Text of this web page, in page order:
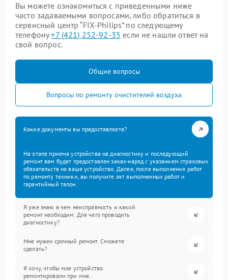
Вы можете ознакомиться с приведенными ниже
часто задаваемыми вопросами, либо обратиться в
сервисный центр “FIX-Philips” по следующему
телефону+7 (421) 252-92-35 если не нашли ответ на
свой вопрос.
Общие вопросы
Вопросы по ремонту очистителей воздуха
Какие документы вы предоставляете?
На этапе приема устройства на диагностику и последующий
ремонт вам будет предоставлен заказ-наряд с указанием страховых
обязательств на ваше устройство. Далее, после выполнения работ
по ремонту техники, вы получите акт выполненных работ и
гарантийный талон.
Я уже знаю в чем неисправность и какой
ремонт необходим. Для чего проводить
диагностику?
Мне нужен срочный ремонт. Сможете
сделать?
Я хочу, чтобы мое устройство
ремонтировали при мне.